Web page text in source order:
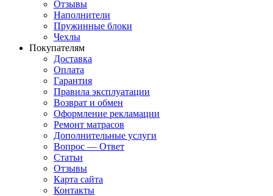
Отзывы
Наполнители
Пружинные блоки
Чехлы
Покупателям
Доставка
Оплата
Гарантия
Правила эксплуатации
Возврат и обмен
Оформление рекламации
Ремонт матрасов
Дополнительные услуги
Вопрос — Ответ
Статьи
Отзывы
Карта сайта
Контакты